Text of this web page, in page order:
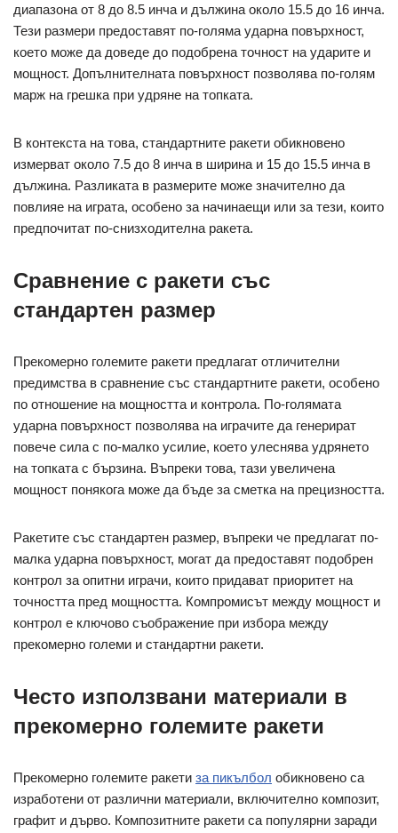
диапазона от 8 до 8.5 инча и дължина около 15.5 до 16 инча.
Тези размери предоставят по-голяма ударна повърхност,
което може да доведе до подобрена точност на ударите и
мощност. Допълнителната повърхност позволява по-голям
марж на грешка при удряне на топката.
В контекста на това, стандартните ракети обикновено
измерват около 7.5 до 8 инча в ширина и 15 до 15.5 инча в
дължина. Разликата в размерите може значително да
повлияе на играта, особено за начинаещи или за тези, които
предпочитат по-снизходителна ракета.
Сравнение с ракети със
стандартен размер
Прекомерно големите ракети предлагат отличителни
предимства в сравнение със стандартните ракети, особено
по отношение на мощността и контрола. По-голямата
ударна повърхност позволява на играчите да генерират
повече сила с по-малко усилие, което улеснява удрянето
на топката с бързина. Въпреки това, тази увеличена
мощност понякога може да бъде за сметка на прецизността.
Ракетите със стандартен размер, въпреки че предлагат по-
малка ударна повърхност, могат да предоставят подобрен
контрол за опитни играчи, които придават приоритет на
точността пред мощността. Компромисът между мощност и
контрол е ключово съображение при избора между
прекомерно големи и стандартни ракети.
Често използвани материали в
прекомерно големите ракети
Прекомерно големите ракети за пикълбол обикновено са
изработени от различни материали, включително композит,
графит и дърво. Композитните ракети са популярни заради